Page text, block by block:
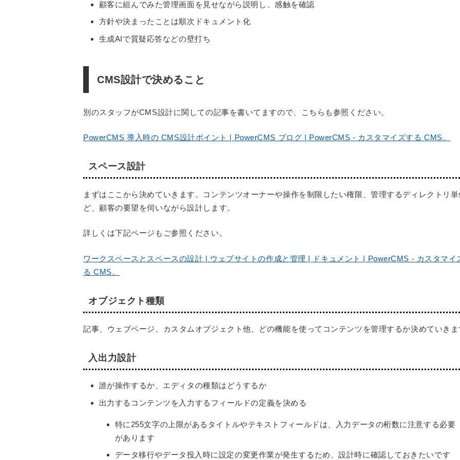
顧客に組んでみた管理画面を見せながら説明し、感触を確認
方針や決まったことは順次ドキュメント化
生成AIで質疑応答などの壁打ち
CMS設計で決めること
別のスタッフがCMS設計に関しての記事を書いてますので、こちらも参照ください。
PowerCMS 導入時の CMS設計ポイント | PowerCMS ブログ | PowerCMS - カスタマイズする CMS。
スペース設計
まずはここから決めていきます。コンテンツオーナーや操作を制限したい権限、管理するディレクトリ
ど、顧客の要望を伺いながら設計します。
詳しくは下記ページもご参照ください。
ワークスペースとスペースの設計 | ウェブサイトの作成と管理 | ドキュメント | PowerCMS - カスタマイ
る CMS。
オブジェクト種類
記事、ウェブページ、カスタムオブジェクト他、どの機能を使ってコンテンツを管理するか決めていき
入出力設計
誰が操作するか、エディタの種類はどうするか
出力するコンテンツを入力するフィールドの定義を決める
特に255文字の上限があるタイトルやテキストフィールドは、入力データの桁数に注意する必要
があります
データ移行やデータ投入時に設定の変更作業が発生するため、設計時に確認しておきたいです